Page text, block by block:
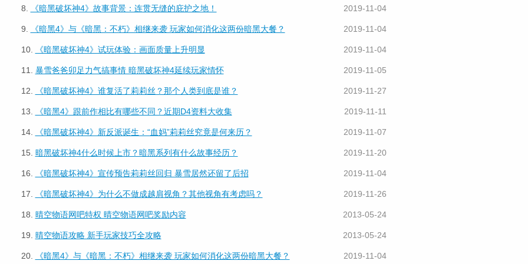
8. 《暗黑破坏神4》故事背景：连贯无缝的庇护之地！ 2019-11-04
9. 《暗黑4》与《暗黑：不朽》相继来袭 玩家如何消化这两份暗黑大餐？ 2019-11-04
10. 《暗黑破坏神4》试玩体验：画面质量上升明显 2019-11-04
11. 暴雪爸爸卯足力气搞事情 暗黑破坏神4延续玩家情怀 2019-11-05
12. 《暗黑破坏神4》谁复活了莉莉丝？那个人类到底是谁？ 2019-11-27
13. 《暗黑4》跟前作相比有哪些不同？近期D4资料大收集 2019-11-11
14. 《暗黑破坏神4》新反派诞生：“血妈”莉莉丝究竟是何来历？ 2019-11-07
15. 暗黑破坏神4什么时候上市？暗黑系列有什么故事经历？ 2019-11-20
16. 《暗黑破坏神4》宣传预告莉莉丝回归 暴雪居然还留了后招 2019-11-04
17. 《暗黑破坏神4》为什么不做成越肩视角？其他视角有考虑吗？ 2019-11-26
18. 晴空物语网吧特权 晴空物语网吧奖励内容 2013-05-24
19. 晴空物语攻略 新手玩家技巧全攻略 2013-05-24
20. 《暗黑4》与《暗黑：不朽》相继来袭 玩家如何消化这两份暗黑大餐？ 2019-11-04